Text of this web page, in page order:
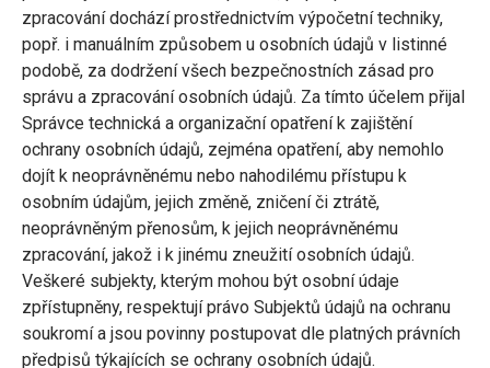
zpracování dochází prostřednictvím výpočetní techniky,
popř. i manuálním způsobem u osobních údajů v listinné
podobě, za dodržení všech bezpečnostních zásad pro
správu a zpracování osobních údajů. Za tímto účelem přijal
Správce technická a organizační opatření k zajištění
ochrany osobních údajů, zejména opatření, aby nemohlo
dojít k neoprávněnému nebo nahodilému přístupu k
osobním údajům, jejich změně, zničení či ztrátě,
neoprávněným přenosům, k jejich neoprávněnému
zpracování, jakož i k jinému zneužití osobních údajů.
Veškeré subjekty, kterým mohou být osobní údaje
zpřístupněny, respektují právo Subjektů údajů na ochranu
soukromí a jsou povinny postupovat dle platných právních
předpisů týkajících se ochrany osobních údajů.